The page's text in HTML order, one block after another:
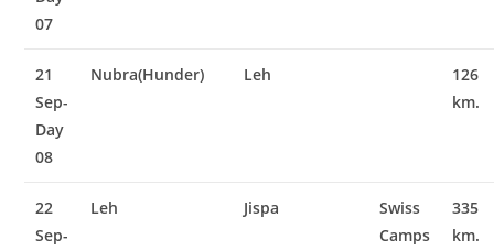
07
21
Sep-
Day
08
Nubra(Hunder) Leh
126
km.
22
Sep-
Leh Jispa
Swiss
Camps
335
km.